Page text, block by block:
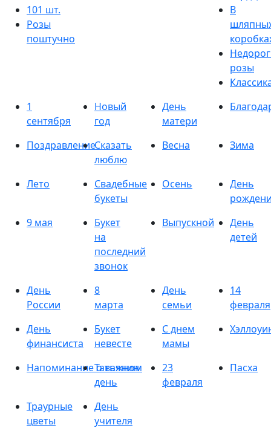
101 шт.
Розы
поштучно
В
розы
1
сентября
Новый
год
День
матери
ПоздравлениеСказать
люблю
Весна Зима
Лето
Свадебные
букеты
Осень
День
9 мая
Букет
на
последний
звонок
Выпускной
День
детей
День
России
8
марта
День
семьи
14
февраля
День
финансиста
Букет
невесте
С днем
мамы
Напоминание о важном
Татьянин
день
23
февраля
Пасха
Траурные
цветы
День
учителя